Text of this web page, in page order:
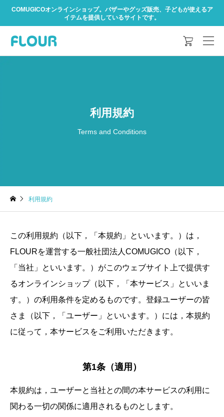
COMUGICOオンラインショップ。バザーやグッズ販売、子どもが使えるア
イテムを提供しているサイトです。

利用規約
Terms and Conditions
利用規約
この利用規約（以下，「本規約」といいます。）は，
FLOURを運営する一般社団法人COMUGICO（以下，
「当社」といいます。）がこのウェブサイト上で提供す
るオンラインショップ（以下，「本サービス」といいま
す。）の利用条件を定めるものです。登録ユーザーの皆
さま（以下，「ユーザー」といいます。）には，本規約
に従って，本サービスをご利用いただきます。
第1条（適用）
本規約は，ユーザーと当社との間の本サービスの利用に
関わる一切の関係に適用されるものとします。